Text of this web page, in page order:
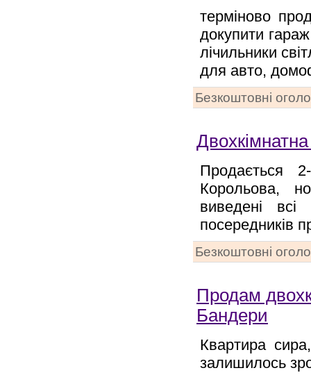
терміново
докупити
лічильники
для авто,
Безкоштовні
Продається
Корольова,
виведені
посередників
Безкоштовні
Продам
Бандери
Квартира
залишилось